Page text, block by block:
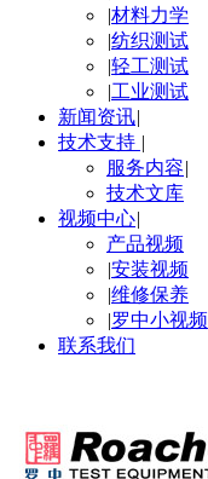
|材料力学
|纺织测试
|轻工测试
|工业测试
新闻资讯|
技术支持 |
服务内容|
技术文库
视频中心|
产品视频
|安装视频
|维修保养
|罗中小视频
联系我们